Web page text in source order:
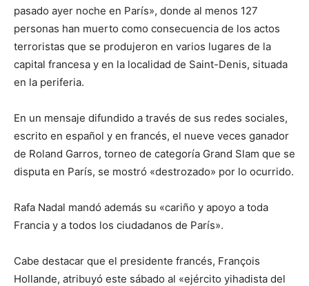
pasado ayer noche en París», donde al menos 127
personas han muerto como consecuencia de los actos
terroristas que se produjeron en varios lugares de la
capital francesa y en la localidad de Saint-Denis, situada
en la periferia.
En un mensaje difundido a través de sus redes sociales,
escrito en español y en francés, el nueve veces ganador
de Roland Garros, torneo de categoría Grand Slam que se
disputa en París, se mostró «destrozado» por lo ocurrido.
Rafa Nadal mandó además su «cariño y apoyo a toda
Francia y a todos los ciudadanos de París».
Cabe destacar que el presidente francés, François
Hollande, atribuyó este sábado al «ejército yihadista del